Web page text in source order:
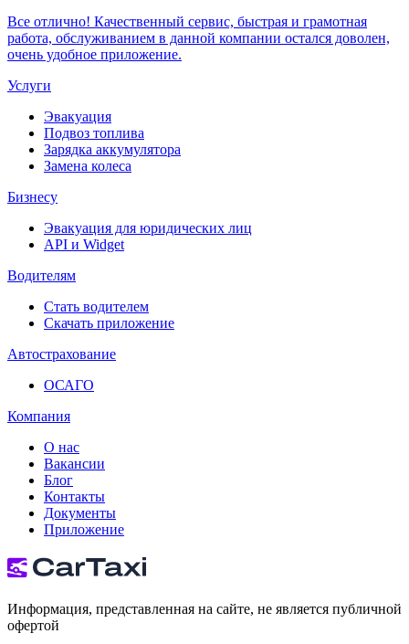
Все отлично! Качественный сервис, быстрая и грамотная
работа, обслуживанием в данной компании остался доволен,
очень удобное приложение.
Услуги
Эвакуация
Подвоз топлива
Зарядка аккумулятора
Замена колеса
Бизнесу
Эвакуация для юридических лиц
API и Widget
Водителям
Стать водителем
Скачать приложение
Автострахование
ОСАГО
Компания
О нас
Вакансии
Блог
Контакты
Документы
Приложение
Информация, представленная на сайте, не является публичной
офертой